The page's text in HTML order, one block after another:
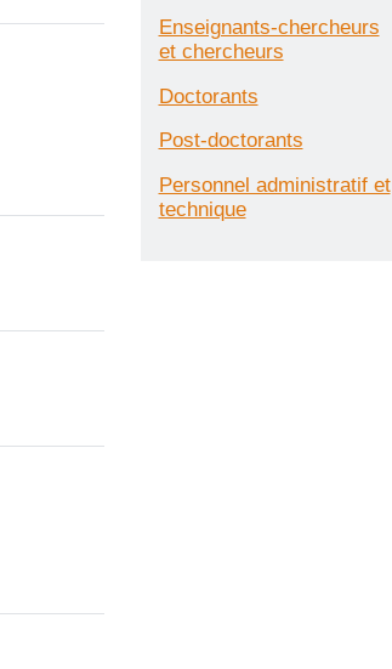
Enseignants-chercheurs
et chercheurs
Doctorants
Post-doctorants
Personnel administratif et
technique